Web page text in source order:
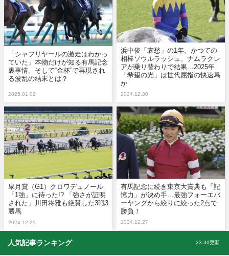
「シャフリヤールの激走はわかっ
ていた」本物だけが知る有馬記念
裏事情。そして“金杯”で再現され
る波乱の結末とは？
2025.01.02
浜中俊「哀愁」の1年。かつての
相棒ソウルラッシュ、ナムラクレ
アが乗り替わりで結果…2025年
「希望の光」は世代屈指の快速馬
か
2024.12.30
皐月賞（G1）クロワデュノール
「1強」に待った!? 「強さが証明
された」川田将雅も絶賛した3戦3
勝馬
2024.12.29
有馬記念に続き東京大賞典も「記
憶力」が決め手…最強フォーエバ
ーヤングから絞りに絞った2点で
勝負！
2024.12.27
人気記事ランキング 23:30更新